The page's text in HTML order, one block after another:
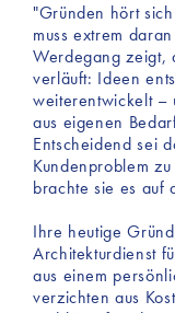
"Gründen hört
muss extrem
Werdegang zeigt,
verläuft: Ideen
weiterentwickelt –
aus eigenen
Entscheidend sei
Kundenproblem
brachte sie es auf
Ihre heutige
Architekturdienst
aus einem
verzichten aus